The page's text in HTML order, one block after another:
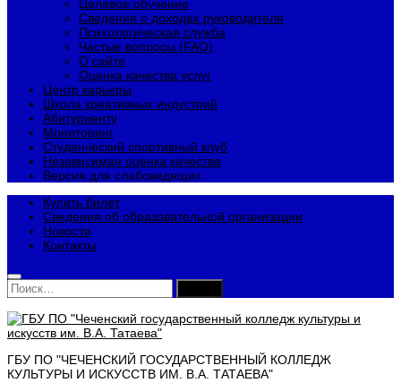
Целевое обучение
Сведения о доходах руководителя
Психологическая служба
Частые вопросы (FAQ)
О сайте
Оценка качества услуг
Центр карьеры
Школа креативных индустрий
Абитуриенту
Мониторинг
Студенческий спортивный клуб
Независимая оценка качества
Версия для слабовидящих
Купить билет
Сведения об образовательной организации
Новости
Контакты
Найти:
ГБУ ПО "ЧЕЧЕНСКИЙ ГОСУДАРСТВЕННЫЙ КОЛЛЕДЖ
КУЛЬТУРЫ И ИСКУССТВ ИМ. В.А. ТАТАЕВА"